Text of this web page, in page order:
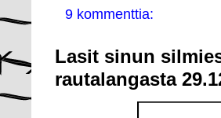
9 kommenttia:
Lasit sinun
rautalangasta